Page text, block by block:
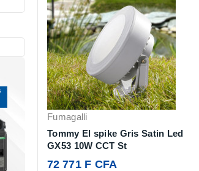
Fumagalli
Tommy El spike Gris Satin Led
GX53 10W CCT St
72 771 F CFA